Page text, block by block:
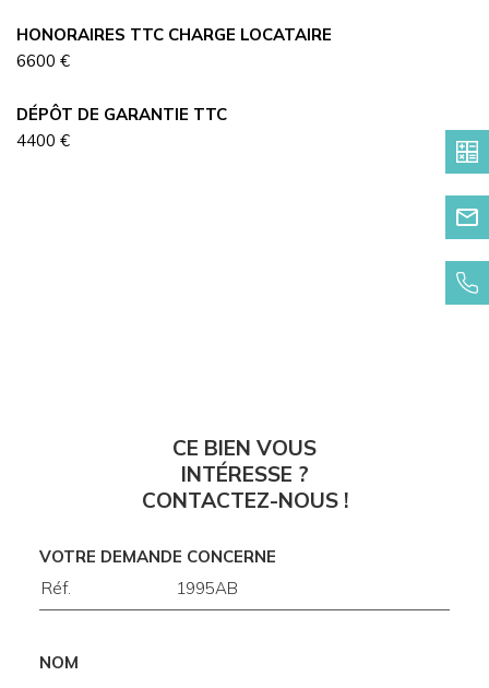
HONORAIRES TTC CHARGE LOCATAIRE
6600 €
DÉPÔT DE GARANTIE TTC
4400 €
CE BIEN VOUS
INTÉRESSE ?
CONTACTEZ-NOUS !
VOTRE DEMANDE CONCERNE
NOM